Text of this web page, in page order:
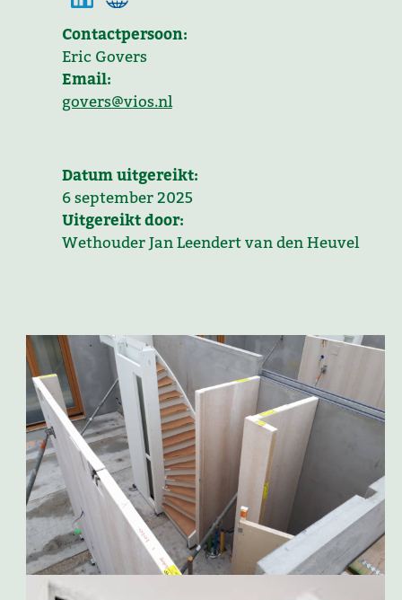
Contactpersoon:
Eric Govers
Email:
govers@vios.nl
Datum uitgereikt:
6 september 2025
Uitgereikt door:
Wethouder Jan Leendert van den Heuvel